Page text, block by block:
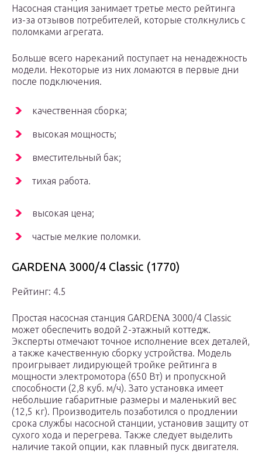
Насосная станция занимает третье место рейтинга
из-за отзывов потребителей, которые столкнулись с
поломками агрегата.
Больше всего нареканий поступает на ненадежность
модели. Некоторые из них ломаются в первые дни
после подключения.
качественная сборка;
высокая мощность;
вместительный бак;
тихая работа.
высокая цена;
частые мелкие поломки.
GARDENA 3000/4 Classic (1770)
Рейтинг: 4.5
Простая насосная станция GARDENA 3000/4 Classic
может обеспечить водой 2-этажный коттедж.
Эксперты отмечают точное исполнение всех деталей,
а также качественную сборку устройства. Модель
проигрывает лидирующей тройке рейтинга в
мощности электромотора (650 Вт) и пропускной
способности (2,8 куб. м/ч). Зато установка имеет
небольшие габаритные размеры и маленький вес
(12,5 кг). Производитель позаботился о продлении
срока службы насосной станции, установив защиту от
сухого хода и перегрева. Также следует выделить
наличие такой опции, как плавный пуск двигателя.